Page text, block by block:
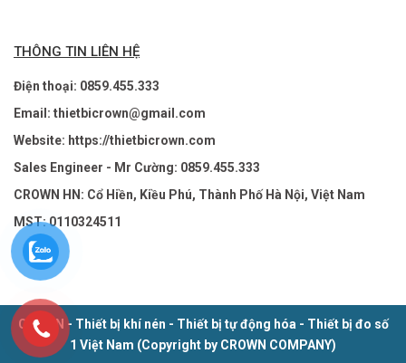
THÔNG TIN LIÊN HỆ
Điện thoại: 0859.455.333
Email: thietbicrown@gmail.com
Website: https://thietbicrown.com
Sales Engineer - Mr Cường: 0859.455.333
CROWN HN: Cổ Hiền, Kiều Phú, Thành Phố Hà Nội, Việt Nam
MST: 0110324511
CROWN - Thiết bị khí nén - Thiết bị tự động hóa - Thiết bị đo số
1 Việt Nam (Copyright by CROWN COMPANY)